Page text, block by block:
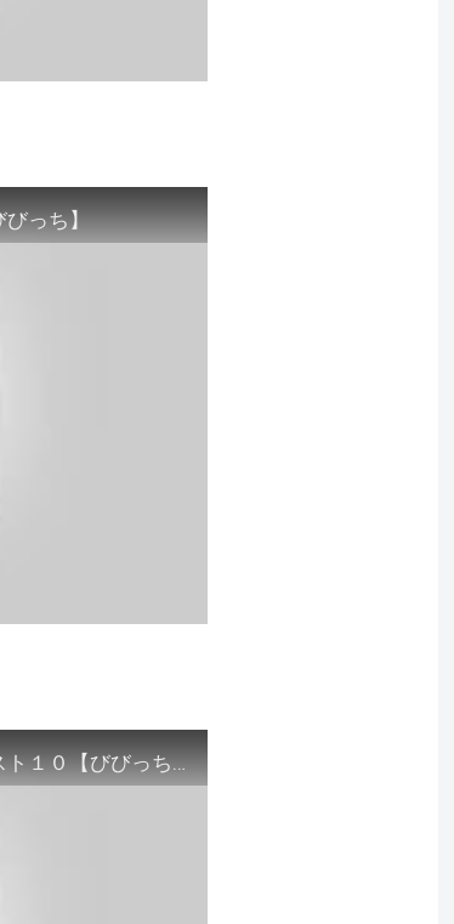
っち】
【衝撃】【ドラクエランキング】ドラクエ７最強ボス ベスト１０【びびっち】